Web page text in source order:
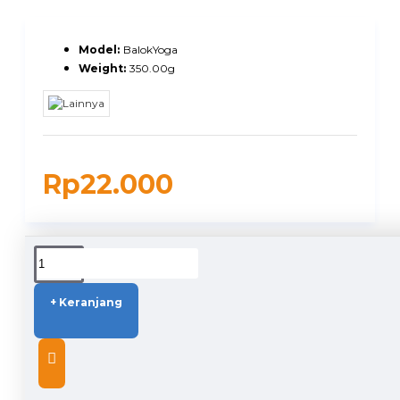
Rp22.000
Model: BalokYoga
Weight: 350.00g
+ Keranjang
DUKUNGAN PENGIRIMAN
DESCRIPTION